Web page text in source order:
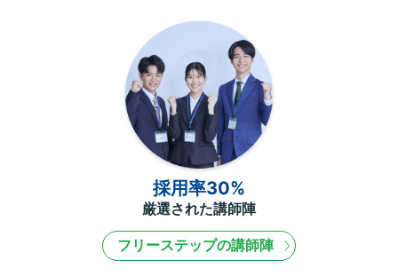
採用率30%
厳選された講師陣
フリーステップの講師陣